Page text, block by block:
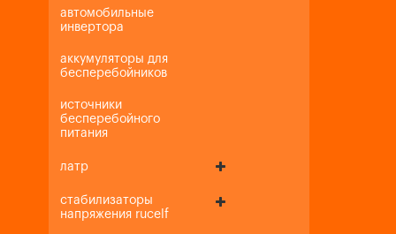
автомобильные
инвертора
аккумуляторы для
бесперебойников
источники
бесперебойного
питания
латр
стабилизаторы
напряжения rucelf